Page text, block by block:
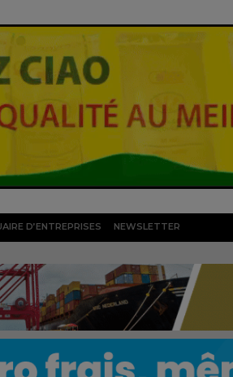
D’ENTREPRISES NEWSLETTER